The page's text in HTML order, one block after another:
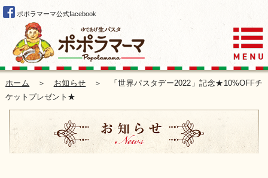
ポポラマーマ公式facebook
ホーム ＞ お知らせ ＞ 「世界パスタデー2022」記念★10%OFFチ
ケットプレゼント★